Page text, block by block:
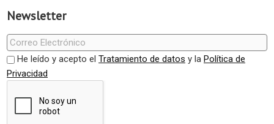
Newsletter
He leído y acepto el Tratamiento de datos y la Política de
Privacidad